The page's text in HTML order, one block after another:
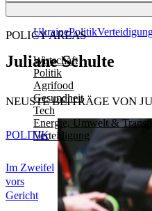
POLICY AREAS
Wirtschaft
Politik
Agrifood
Gesundheit
Tech
Energie, Umwelt &
Verteidigung
UkrainePolitik
Juliane Schulte
NEUSTE BEITRÄGE VON
Im Zweifel
vors
Gericht
POLITIK